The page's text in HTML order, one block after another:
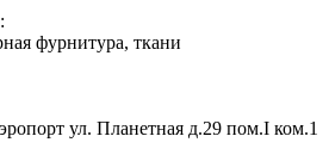
фурнитура, ткани
ул. Планетная д.29 пом.I ком.1